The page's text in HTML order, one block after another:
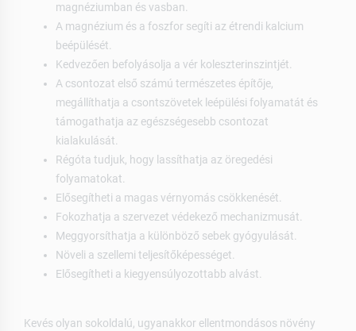
magnéziumban és vasban.
A magnézium és a foszfor segíti az étrendi kalcium
beépülését.
Kedvezően befolyásolja a vér koleszterinszintjét.
A csontozat első számú természetes építője,
megállíthatja a csontszövetek leépülési folyamatát és
támogathatja az egészségesebb csontozat
kialakulását.
Régóta tudjuk, hogy lassíthatja az öregedési
folyamatokat.
Elősegítheti a magas vérnyomás csökkenését.
Fokozhatja a szervezet védekező mechanizmusát.
Meggyorsíthatja a különböző sebek gyógyulását.
Növeli a szellemi teljesítőképességet.
Elősegítheti a kiegyensúlyozottabb alvást.
Kevés olyan sokoldalú, ugyanakkor ellentmondásos növény